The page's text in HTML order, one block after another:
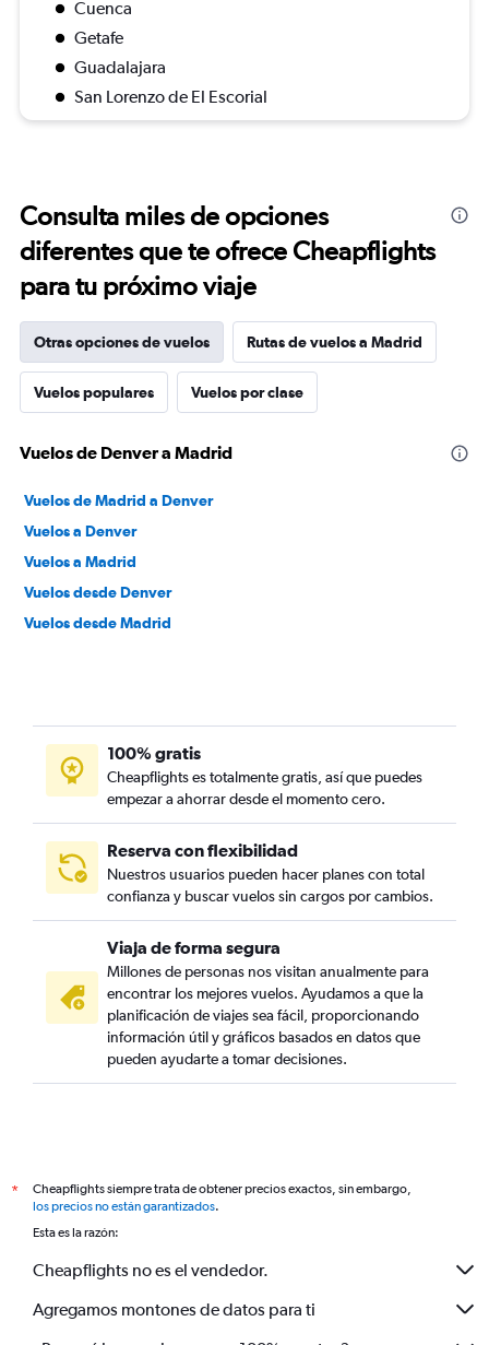
Cuenca
Getafe
Guadalajara
San Lorenzo de El Escorial
Consulta miles de opciones
diferentes que te ofrece Cheapflights
para tu próximo viaje
Otras opciones de vuelos Rutas de vuelos a Madrid
Vuelos populares Vuelos por clase
Vuelos de Denver a Madrid
Vuelos de Madrid a Denver
Vuelos a Denver
Vuelos a Madrid
Vuelos desde Denver
Vuelos desde Madrid
100% gratis
Cheapflights es totalmente gratis, así que puedes
empezar a ahorrar desde el momento cero.
Reserva con flexibilidad
Nuestros usuarios pueden hacer planes con total
confianza y buscar vuelos sin cargos por cambios.
Viaja de forma segura
Millones de personas nos visitan anualmente para
encontrar los mejores vuelos. Ayudamos a que la
planificación de viajes sea fácil, proporcionando
información útil y gráficos basados en datos que
pueden ayudarte a tomar decisiones.
*
Cheapflights siempre trata de obtener precios exactos, sin embargo,
los precios no están garantizados.
Esta es la razón:
Cheapflights no es el vendedor.
Agregamos montones de datos para ti